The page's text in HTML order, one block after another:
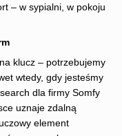
– w sypialni, w pokoju
klucz – potrzebujemy
wtedy, gdy jesteśmy
dla firmy Somfy
uznaje zdalną
element